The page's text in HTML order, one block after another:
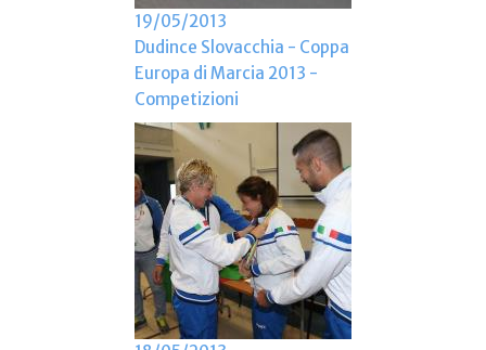
19/05/2013
Dudince Slovacchia - Coppa
Europa di Marcia 2013 -
Competizioni